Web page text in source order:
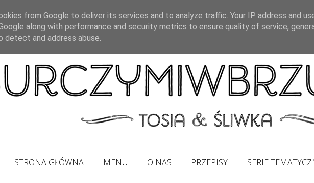
STRONA GŁÓWNA MENU O NAS PRZEPISY SERIE
from Google to deliver its services and to analyze traffic. Your IP address and
along with performance and security metrics to ensure quality of service,
detect and address abuse.